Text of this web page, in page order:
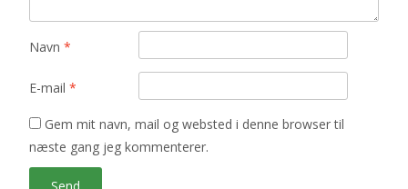
Navn *
E-mail *
Gem mit navn, mail og websted i denne browser til
næste gang jeg kommenterer.